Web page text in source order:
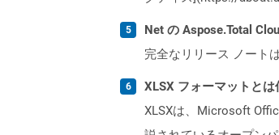
Net の Aspose.Total
完全なリリース ノート
XLSX フォーマットとは
XLSXは、Microsoft